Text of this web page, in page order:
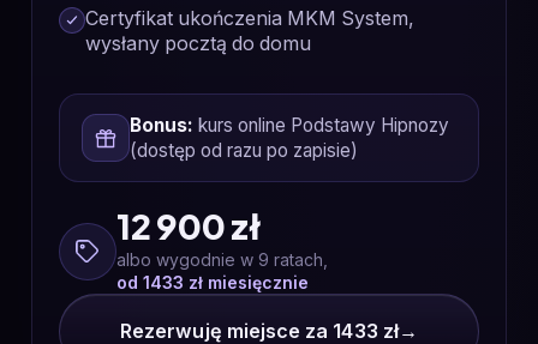
Certyfikat ukończenia MKM System,
wysłany pocztą do domu
Bonus: kurs online Podstawy Hipnozy
(dostęp od razu po zapisie)
12 900 zł
albo wygodnie w 9 ratach,
od 1433 zł miesięcznie
Rezerwuję miejsce za 1433 zł→